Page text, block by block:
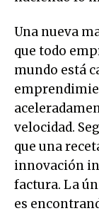
Una nueva
que todo
mundo está
velocidad.
que una
innovación
factura. La
es